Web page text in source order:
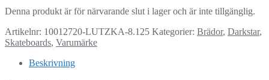
Denna produkt är för närvarande slut i lager och är inte tillgänglig.
Artikelnr: 10012720-LUTZKA-8.125 Kategorier: Brädor, Darkstar,
Skateboards, Varumärke
Beskrivning